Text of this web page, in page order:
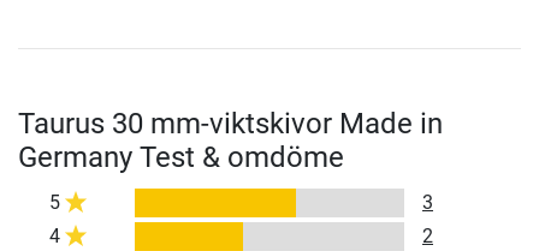
Taurus 30 mm-viktskivor Made in
Germany Test & omdöme
5
3
4
2